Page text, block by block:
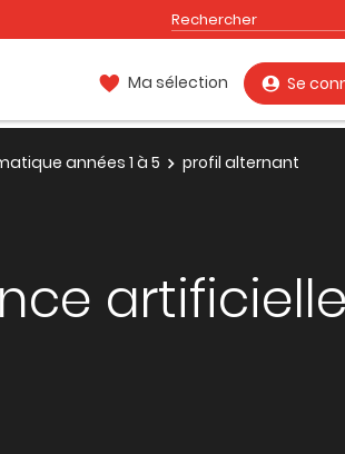
Ma sélection Se
années 1 à 5
profil alternant
artificielle